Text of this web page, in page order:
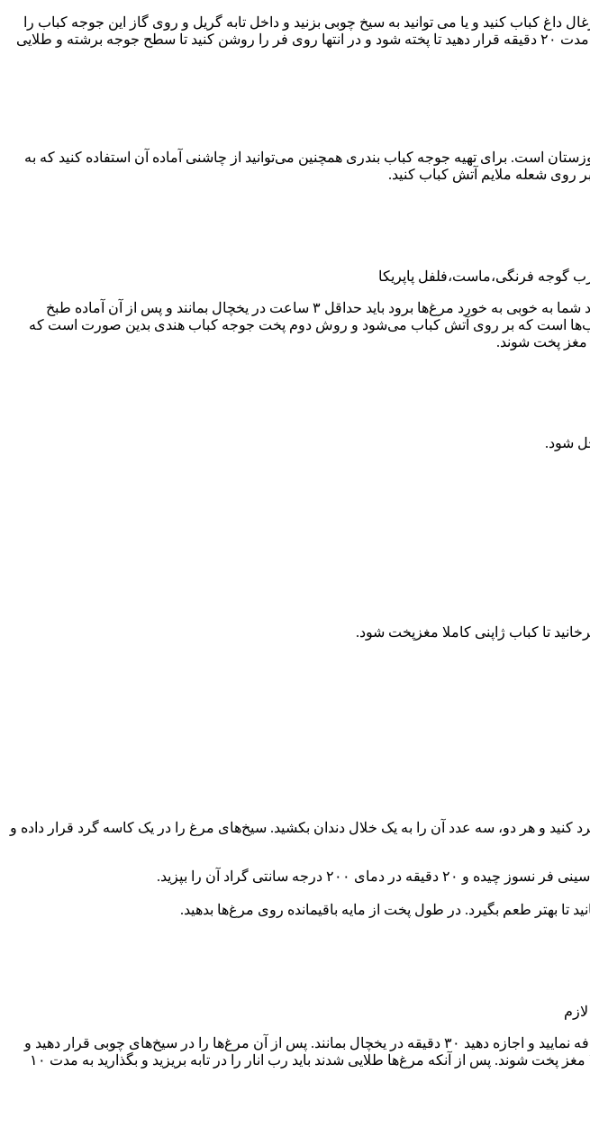
کباب کنید و یا می توانید به سیخ چوبی بزنید و داخل تابه گریل و روی گاز این جوجه کباب را
تهیه کنید و یا می توانید کف سینی فر را کمی چرب کنید و مرغ ها سیخ زده و داخل فر با دمای ۲۰۰ درجه به مدت ۲۰ دقیقه قرار دهید تا پخته شود و در انتها روی فر را روشن کنید تا سطح جوجه برشته و طلایی
است. برای تهیه جوجه کباب بندری همچنین می‌توانید از چاشنی آماده آن استفاده کنید که به
گوجه فرنگی،ماست،فلفل پاپریکا
پودر زنجبیل،تخم گشنیز،گراماسالا در یک ظرف بریزید و آنها را به خوبی با یکدیگر ترکیب کنید. برای آنکه مواد شما به خوبی به خورد مرغ‌ها برود باید حداقل ۳ ساعت در یخچال بمانند و پس از آن آماده طبخ
است که بر روی آتش کباب می‌شود و روش دوم پخت جوجه کباب هندی بدین صورت است که
شود.
و کمی نمک و فلفل مخلوط کنید. سینه مرغ را به اندازه مکعب‌های ۲ سانتی متر خرد کنید و هر دو، سه عدد آن را به یک خلال دندان بکشید. سیخ‌های مرغ را در یک کاسه گرد قرار داده و
سانتی گراد آن را بپزید.
تا بهتر طعم بگیرد. در طول پخت از مایه باقیمانده روی مرغ‌ها بدهید.
ابتدا در یک ظرف مناسب همه مواد را به خوبی با یکدیگر ترکیب کنید و سپس تکه‌های مرغ خود را به آنها اضافه نمایید و اجازه دهید ۳۰ دقیقه در یخچال بمانند. پس از آن مرغ‌ها را در سیخ‌های چوبی قرار دهید و
کره را در تابه ذوب نمایید و سپس سیخ‌ها را در تابه چیده، حرارت گاز را ملایم کنید و اجازه دهید مرغ‌ها کاملا مغز پخت شوند. پس از آنکه مرغ‌ها طلایی شدند باید رب انار را در تابه بریزید و بگذارید به مدت ۱۰